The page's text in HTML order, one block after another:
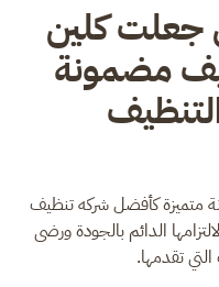
جعلت كلين
مضمونة
متميزة كأفضل شركه تنظيف
الدائم بالجودة ورضى
تقدمها.